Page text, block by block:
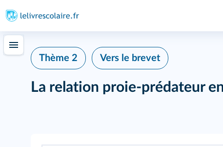
Thème 2 Vers le brevet
La relation proie-prédateur